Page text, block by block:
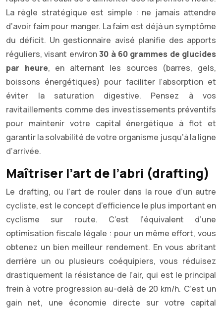
La règle stratégique est simple : ne jamais attendre
d’avoir faim pour manger. La faim est déjà un symptôme
du déficit. Un gestionnaire avisé planifie des apports
réguliers, visant environ30 à 60 grammes de glucides
par heure, en alternant les sources (barres, gels,
boissons énergétiques) pour faciliter l’absorption et
éviter la saturation digestive. Pensez à vos
ravitaillements comme des investissements préventifs
pour maintenir votre capital énergétique à flot et
garantir la solvabilité de votre organisme jusqu’à la ligne
d’arrivée.
Maîtriser l’art de l’abri (drafting)
Le drafting, ou l’art de rouler dans la roue d’un autre
cycliste, est le concept d’efficience le plus important en
cyclisme sur route. C’est l’équivalent d’une
optimisation fiscale légale : pour un même effort, vous
obtenez un bien meilleur rendement. En vous abritant
derrière un ou plusieurs coéquipiers, vous réduisez
drastiquement la résistance de l’air, qui est le principal
frein à votre progression au-delà de 20 km/h. C’est un
gain net, une économie directe sur votre capital